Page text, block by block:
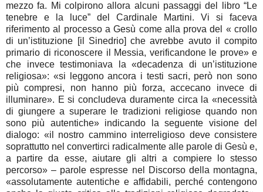
mezzo fa. Mi colpirono allora alcuni passaggi del libro “Le
tenebre e la luce” del Cardinale Martini. Vi si faceva
riferimento al processo a Gesù come alla prova del « crollo
di un’istituzione [il Sinedrio] che avrebbe avuto il compito
primario di riconoscere il Messia, verificandone le prove» e
che invece testimoniava la «decadenza di un’istituzione
religiosa»: «si leggono ancora i testi sacri, però non sono
più compresi, non hanno più forza, accecano invece di
illuminare». E si concludeva duramente circa la «necessità
di giungere a superare le tradizioni religiose quando non
sono più autentiche» indicando la seguente visione del
dialogo: «il nostro cammino interreligioso deve consistere
soprattutto nel convertirci radicalmente alle parole di Gesù e,
a partire da esse, aiutare gli altri a compiere lo stesso
percorso» – parole espresse nel Discorso della montagna,
«assolutamente autentiche e affidabili, perché contengono